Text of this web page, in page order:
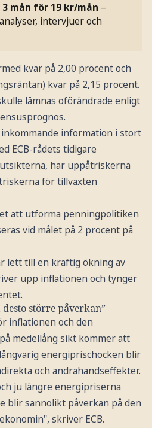
mån för 19 kr/mån –
intervjuer och
kvar på 2,00 procent och
kvar på 2,15 procent.
lämnas oförändrade enligt
inkommande information i stort
ECB-rådets tidigare
har uppåtriskerna
för tillväxten
att utforma penningpolitiken
vid målet på 2 procent på
lett till en kraftig ökning av
upp inflationen och tynger
större påverkan”
inflationen och den
medellång sikt kommer att
energiprischocken blir
och andrahandseffekter.
ju längre energipriserna
blir sannolikt påverkan på den
skriver ECB.